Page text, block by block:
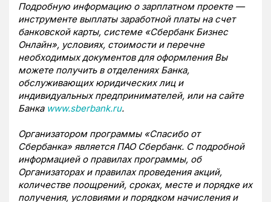
Подробную информацию о зарплатном проекте —
инструменте выплаты заработной платы на счет
банковской карты, системе «Сбербанк Бизнес
Онлайн», условиях, стоимости и перечне
необходимых документов для оформления Вы
можете получить в отделениях Банка,
обслуживающих юридических лиц и
индивидуальных предпринимателей, или на сайте
Банка www.sberbank.ru.
Организатором программы «Спасибо от
Сбербанка» является ПАО Сбербанк. С подробной
информацией о правилах программы, об
Организаторах и правилах проведения акций,
количестве поощрений, сроках, месте и порядке их
получения, условиями и порядком начисления и